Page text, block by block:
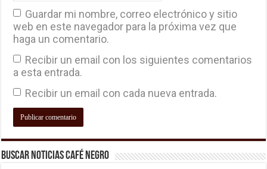
Guardar mi nombre, correo electrónico y sitio
web en este navegador para la próxima vez que
haga un comentario.
Recibir un email con los siguientes comentarios
a esta entrada.
Recibir un email con cada nueva entrada.
Buscar Noticias Café Negro